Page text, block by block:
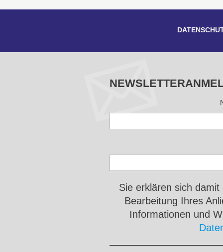
Sie erklären sich
Bearbeitung Ihres
Informationen und